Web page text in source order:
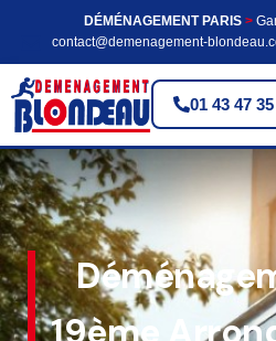
DÉMÉNAGEMENT PARIS >
contact@demenagement-
01 43 47